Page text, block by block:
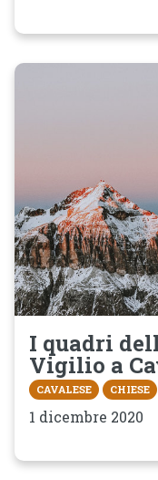
I quadri
Vigilio a
CAVALESE CHIESE
1 dicembre 2020